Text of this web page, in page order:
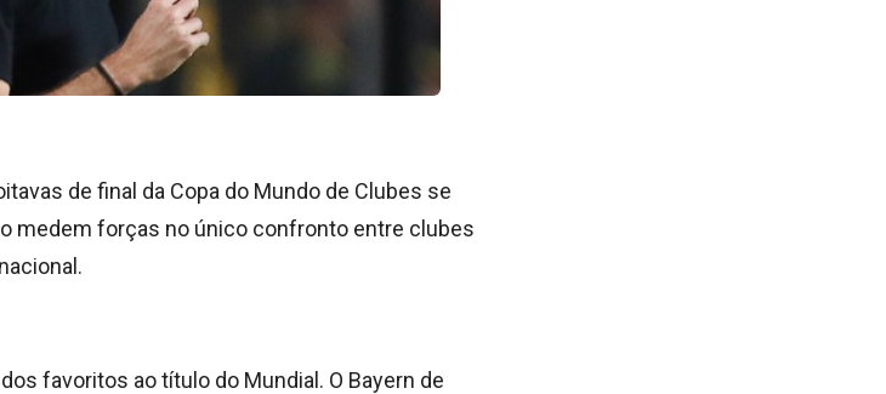
de final da Copa do Mundo de Clubes se
medem forças no único confronto entre clubes
favoritos ao título do Mundial. O Bayern de